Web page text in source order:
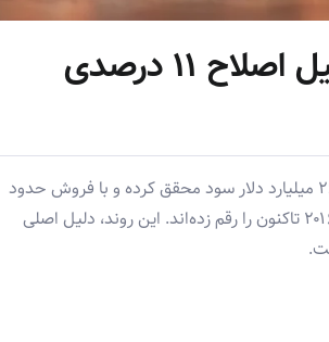
فشار فروش هولدرهای قدیمی؛ دلیل اصلاح ۱۱ درصدی
سرمایه‌گذاران بلندمدت بیت‌کوین در چرخه صعودی اخیر بیش از ۲۶۰ میلیارد دلار سود محقق کرده و با فروش حدود
۲.۳۷ میلیون واحد بیت‌کوین، بزرگ‌ترین موج برداشت سود از سال ۲۰۱۶ تاکنون را رقم زده‌اند. این روند، دلیل اصلی